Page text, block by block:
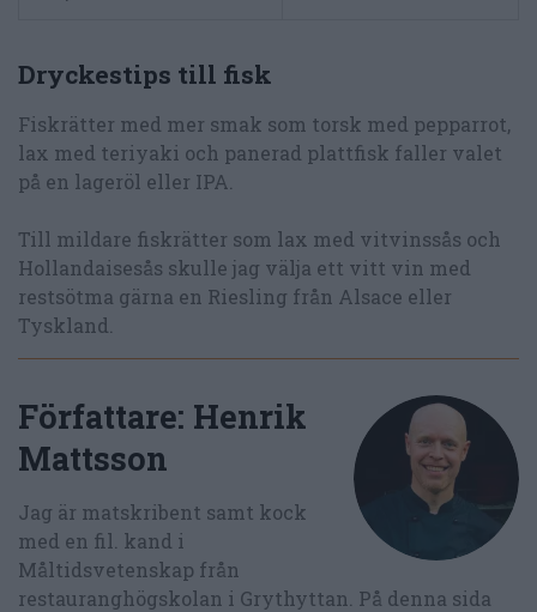
Dryckestips till fisk
Fiskrätter med mer smak som torsk med pepparrot,
lax med teriyaki och panerad plattfisk faller valet
på en lageröl eller IPA.
Till mildare fiskrätter som lax med vitvinssås och
Hollandaisesås skulle jag välja ett vitt vin med
restsötma gärna en Riesling från Alsace eller
Tyskland.
Författare: Henrik
Mattsson
Jag är matskribent samt kock
med en fil. kand i
Måltidsvetenskap från
restauranghögskolan i Grythyttan. På denna sida